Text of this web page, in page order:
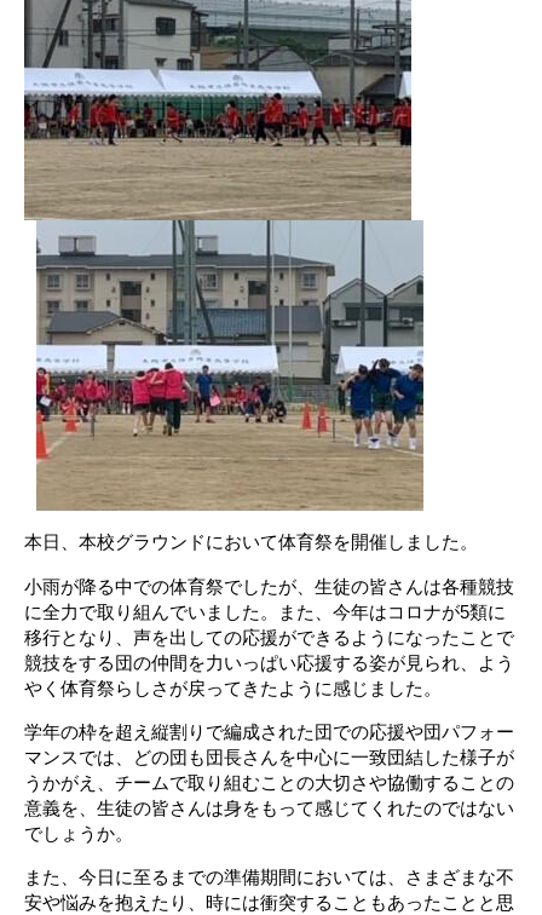
本日、本校グラウンドにおいて体育祭を開催しました。
小雨が降る中での体育祭でしたが、生徒の皆さんは各種競技
に全力で取り組んでいました。また、今年はコロナが5類に
移行となり、声を出しての応援ができるようになったことで
競技をする団の仲間を力いっぱい応援する姿が見られ、よう
やく体育祭らしさが戻ってきたように感じました。
学年の枠を超え縦割りで編成された団での応援や団パフォー
マンスでは、どの団も団長さんを中心に一致団結した様子が
うかがえ、チームで取り組むことの大切さや協働することの
意義を、生徒の皆さんは身をもって感じてくれたのではない
でしょうか。
また、今日に至るまでの準備期間においては、さまざまな不
安や悩みを抱えたり、時には衝突することもあったことと思